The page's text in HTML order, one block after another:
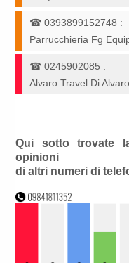
☎0393899152748 :
Parrucchieria Fg
☎0245902085 :
Alvaro Travel Di
Qui sotto trovate
opinioni
di altri numeri di